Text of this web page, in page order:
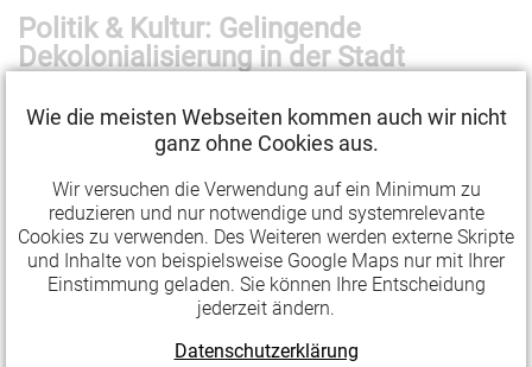
Musikveranstaltungen
und
für
2023
nur
noch
bis
21.12.2022
möglich
Politik & Kultur: Gelingende
Dekolonialisierung in der Stadt
Wie prägt Kolonialismus immer noch unsere
Gegenwart? Wie kann erfolgreich eine
Doppelausgabe der Zeitung Politik & Kultur des
Deutschen Kulturrats geht diesen Fragen nach. Und
der Schwerpunkt widmet sich den vielfältigen
Beziehungen zwischen Hygiene und Kultur.
Politik
Wie die meisten Webseiten kommen auch wir nicht
ganz ohne Cookies aus.
Wir versuchen die Verwendung auf ein Minimum zu
reduzieren und nur notwendige und systemrelevante
Cookies zu verwenden. Des Weiteren werden externe Skripte
und Inhalte von beispielsweise Google Maps nur mit Ihrer
Einstimmung geladen. Sie können Ihre Entscheidung
jederzeit ändern.
Datenschutzerklärung